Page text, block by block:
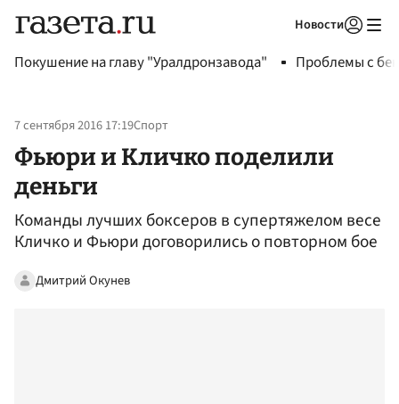
Новости
Покушение на главу "Уралдронзавода" Проблемы с
7 сентября 2016 17:19Спорт
Фьюри и Кличко поделили
деньги
Команды лучших боксеров в супертяжелом весе
Кличко и Фьюри договорились о повторном бое
Дмитрий Окунев